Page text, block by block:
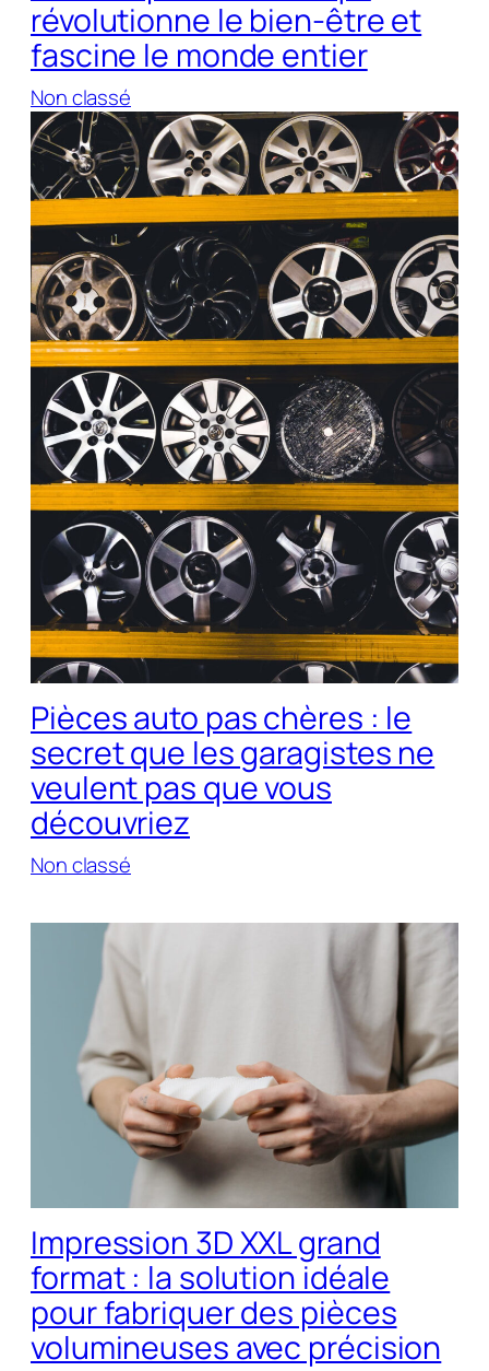
révolutionne le bien-être et
fascine le monde entier
Non classé
Pièces auto pas chères : le
secret que les garagistes ne
veulent pas que vous
découvriez
Non classé
Impression 3D XXL grand
format : la solution idéale
pour fabriquer des pièces
volumineuses avec précision